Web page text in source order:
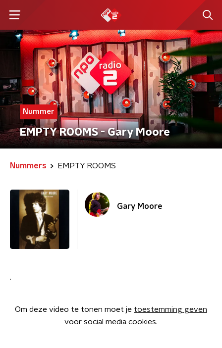
Nummer
EMPTY ROOMS - Gary Moore
Nummers EMPTY ROOMS
Gary Moore
.
Om deze video te tonen moet je toestemming geven
voor social media cookies.